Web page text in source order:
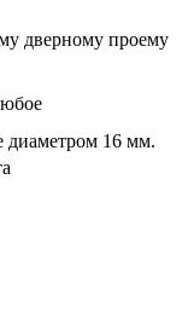
дверному проему
диаметром 16 мм.